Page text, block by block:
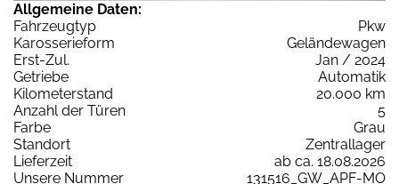
Allgemeine Daten:
Fahrzeugtyp
Pkw
Karosserieform
Geländewagen
Erst-Zul.
Jan / 2024
Getriebe
Automatik
Kilometerstand
20.000 km
Anzahl der Türen
5
Farbe
Grau
Standort
Zentrallager
Lieferzeit
ab ca. 18.08.2026
Unsere Nummer
131516_GW_APF-MO